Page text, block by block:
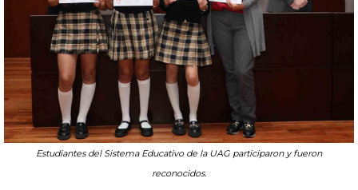
Estudiantes del Sistema Educativo de la UAG participaron y fueron
reconocidos.